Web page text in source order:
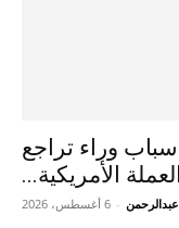
الدولار يتراجع تحت الـ50.. 4 أسباب وراء تراجع
الأمريكية...
- 6 أغسطس، 2026